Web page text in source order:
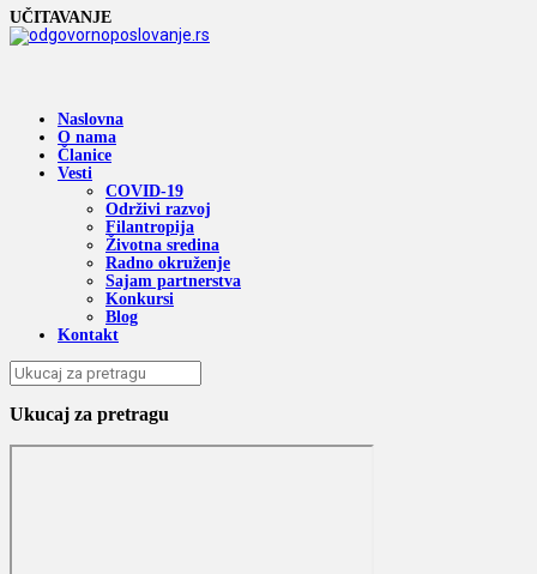
UČITAVANJE
Naslovna
O nama
Članice
Vesti
COVID-19
Održivi razvoj
Filantropija
Životna sredina
Radno okruženje
Sajam partnerstva
Konkursi
Blog
Kontakt
Ukucaj za pretragu